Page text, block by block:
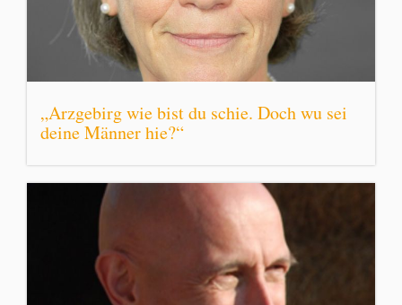
„Arzgebirg wie bist du schie. Doch wu sei
deine Männer hie?“